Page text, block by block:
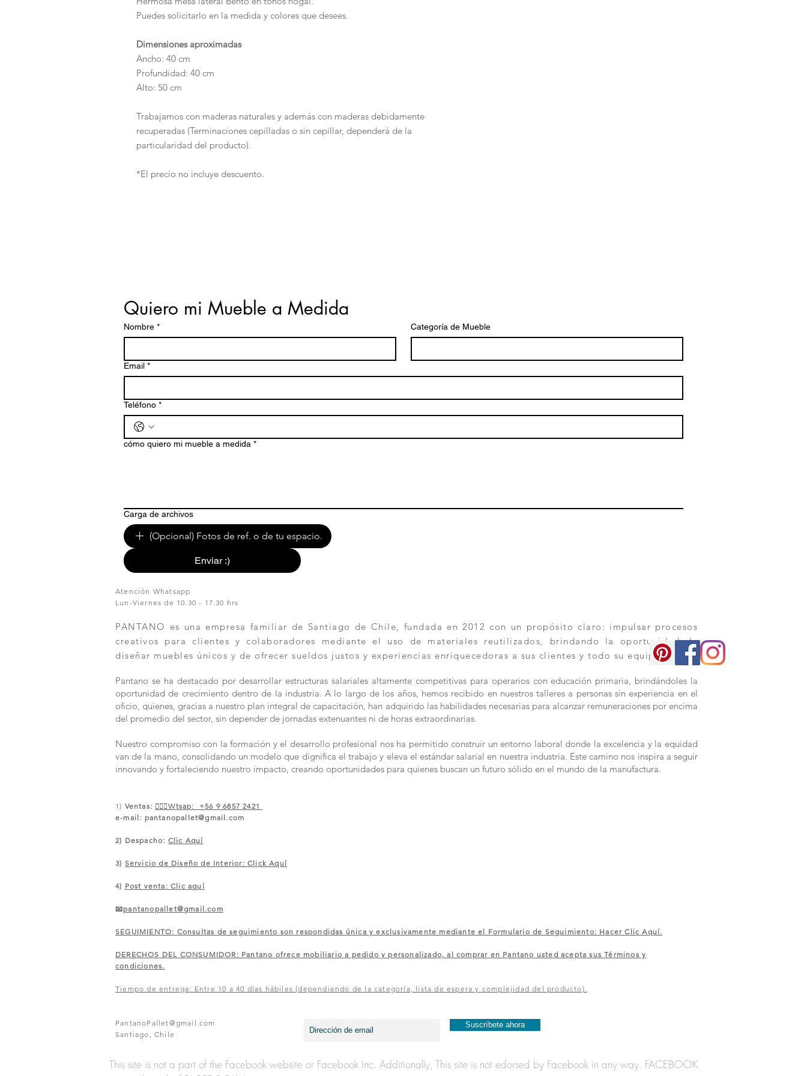
Puedes solicitarlo en la medida y colores que desees.
Dimensiones aproximadas
Ancho: 40 cm
Profundidad: 40 cm
Alto: 50 cm
Trabajamos con maderas naturales y además con maderas debidamente
recuperadas (Terminaciones cepilladas o sin cepillar, dependerá de la
particularidad del producto).
*El precio no incluye descuento.
Quiero mi Mueble a Medida
Nombre * Categoría de Mueble
Email *
Teléfono *
cómo quiero mi mueble a medida *
Carga de archivos
(Opcional) Fotos de ref. o de tu espacio.
Enviar :)
Atención Whatsapp
Lun-Viernes de 10.30 - 17.30 hrs
PANTANO es una empresa familiar de Santiago de Chile, fundada en 2012 con un propósito claro: impulsar procesos
creativos para clientes y colaboradores mediante el uso de materiales reutilizados, brindando la oportunidad de
diseñar muebles únicos y de ofrecer sueldos justos y experiencias enriquecedoras a sus clientes y todo su equipo.
Pantano se ha destacado por desarrollar estructuras salariales altamente competitivas para operarios con educación primaria, brindándoles la
oportunidad de crecimiento dentro de la industria. A lo largo de los años, hemos recibido en nuestros talleres a personas sin experiencia en el
oficio, quienes, gracias a nuestro plan integral de capacitación, han adquirido las habilidades necesarias para alcanzar remuneraciones por encima
del promedio del sector, sin depender de jornadas extenuantes ni de horas extraordinarias.
Nuestro compromiso con la formación y el desarrollo profesional nos ha permitido construir un entorno laboral donde la excelencia y la equidad
van de la mano, consolidando un modelo que dignifica el trabajo y eleva el estándar salarial en nuestra industria. Este camino nos inspira a seguir
innovando y fortaleciendo nuestro impacto, creando oportunidades para quienes buscan un futuro sólido en el mundo de la manufactura.
1) Ventas: 🙋🏼‍♀️Wtsap: +56 9 6857 2421
e-mail: pantanopallet@gmail.com
2) Despacho: Clic Aquí
3) Servicio de Diseño de Interior: Click Aquí
4) Post venta: Clic aquí
📧pantanopallet@gmail.com
SEGUIMIENTO: Consultas de seguimiento son respondidas única y exclusivamente mediante el Formulario de Seguimiento: Hacer Clic Aquí.
​DERECHOS DEL CONSUMIDOR: Pantano ofrece mobiliario a pedido y personalizado, al comprar en Pantano usted acepta sus Términos y
condiciones.
Tiempo de entrega: Entre 10 a 40 días hábiles (dependiendo de la categoría, lista de espera y complejidad del producto).
PantanoPallet@gmail.com
Santiago, Chile
Suscríbete ahora
This site is not a part of the Facebook website or Facebook Inc. Additionally, This site is not edorsed by Facebook in any way. FACEBOOK